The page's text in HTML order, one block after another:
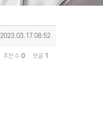
2023.03.17 08:52
추천 수 0 댓글 1